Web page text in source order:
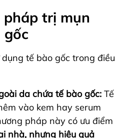
pháp trị mụn
gốc
dụng tế bào gốc trong điều
da chứa tế bào gốc: Tế
vào kem hay serum
pháp này có ưu điểm
nhà, nhưng hiệu quả